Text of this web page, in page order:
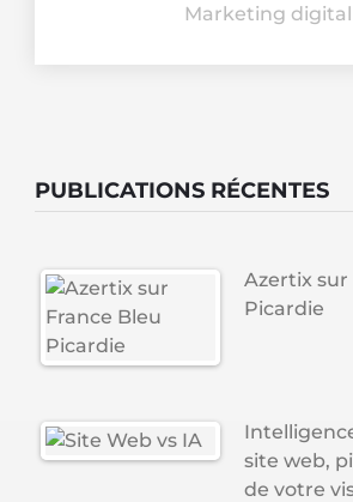
Marketing digital
PUBLICATIONS RÉCENTES
Azertix sur
Picardie
site web,
de votre